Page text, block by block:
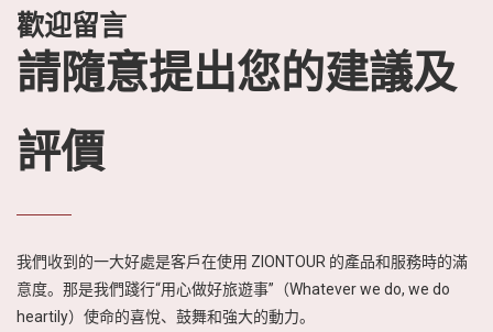
歡迎留言
請隨意提出您的建議及
評價
我們收到的一大好處是客戶在使用 ZIONTOUR 的產品和服務時的滿
意度。那是我們踐行“用心做好旅遊事”（Whatever we do, we do
heartily）使命的喜悅、鼓舞和強大的動力。